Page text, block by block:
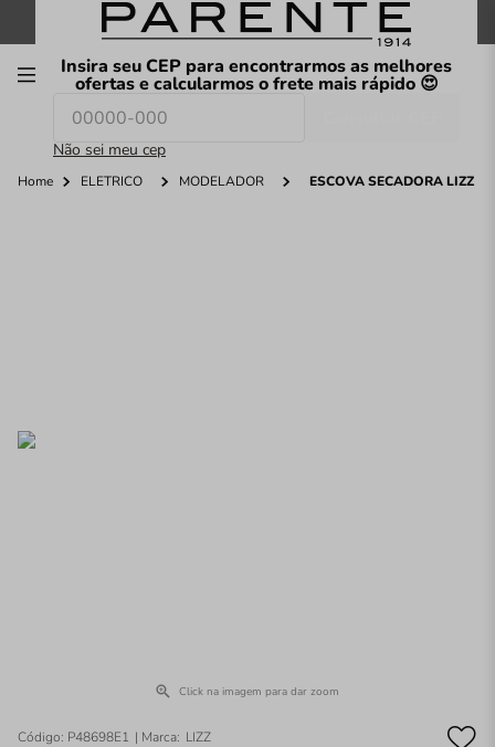
FRETE GRÁTIS nas compras a partir de R$199
Insira seu CEP para encontrarmos as melhores
ofertas e calcularmos o frete mais rápido 😍
Não sei meu cep
O que você procura hoje?
Home ELÉTRICO MODELADOR ESCOVA SECADORA LIZZ
Click na imagem para dar zoom
Código: P48698E1 LIZZ